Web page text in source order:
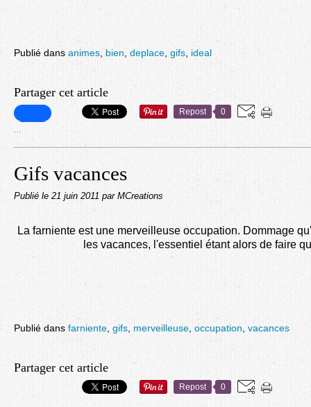
Publié dans animes bien deplace gifs ideal
Partager cet article
Repost 0
Gifs vacances
Publié le 21 juin 2011 par MCreations
La farniente est une merveilleuse occupation. Dommage
les vacances, l'essentiel étant alors de faire
Publié dans farniente gifs merveilleuse occupation vacances
Partager cet article
Repost 0